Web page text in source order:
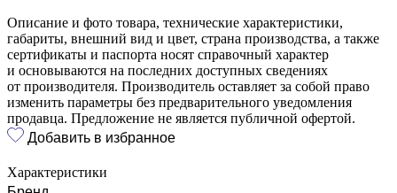
Описание и фото товара, технические характеристики,
габариты, внешний вид и цвет, страна производства, а также
сертификаты и паспорта носят справочный характер
и основываются на последних доступных сведениях
от производителя. Производитель оставляет за собой право
изменить параметры без предварительного уведомления
продавца. Предложение не является публичной офертой.
Добавить в избранное
Характеристики